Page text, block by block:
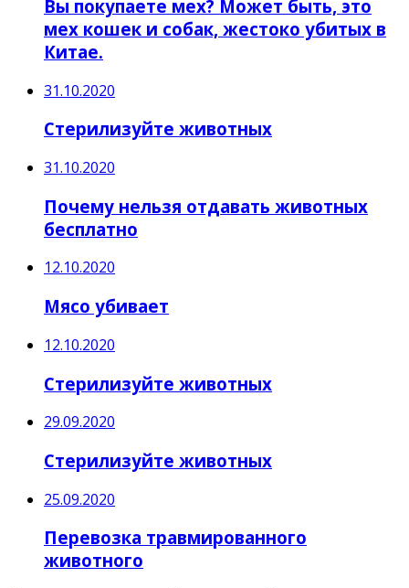
Вы покупаете мех? Может быть, это
мех кошек и собак, жестоко убитых в
Китае.
31.10.2020
Стерилизуйте животных
31.10.2020
Почему нельзя отдавать животных
бесплатно
12.10.2020
Мясо убивает
12.10.2020
Стерилизуйте животных
29.09.2020
Стерилизуйте животных
25.09.2020
Перевозка травмированного
животного